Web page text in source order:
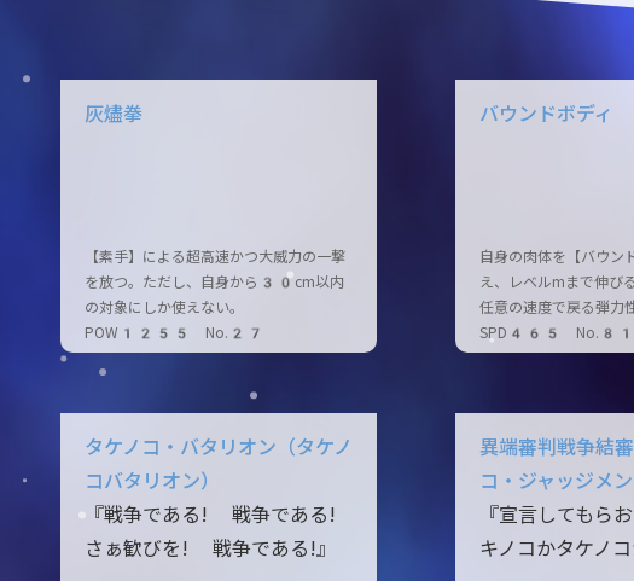
灰燼拳
【素手】による超高速かつ大威力の一撃
を放つ。ただし、自身から30cm以内
の対象にしか使えない。
POW1255 No.27
バウンドボディ
自身の肉体を【バウン
え、レベルmまで伸び
任意の速度で戻る弾力
SPD465 No.81
タケノコ・バタリオン（タケノ
コバタリオン）
『戦争である! 戦争である!
さぁ歓びを! 戦争である!』
異端審判戦争結
コ・ジャッジメン
『宣言してもら
キノコかタケノコ